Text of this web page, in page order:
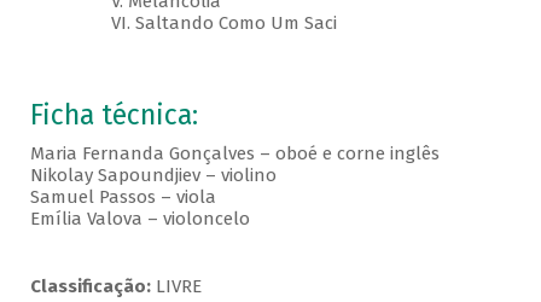
VI. Saltando Como Um Saci
Ficha técnica:
Maria Fernanda Gonçalves – oboé e corne inglês
Nikolay Sapoundjiev – violino
Samuel Passos – viola
Emília Valova – violoncelo
Classificação:LIVRE